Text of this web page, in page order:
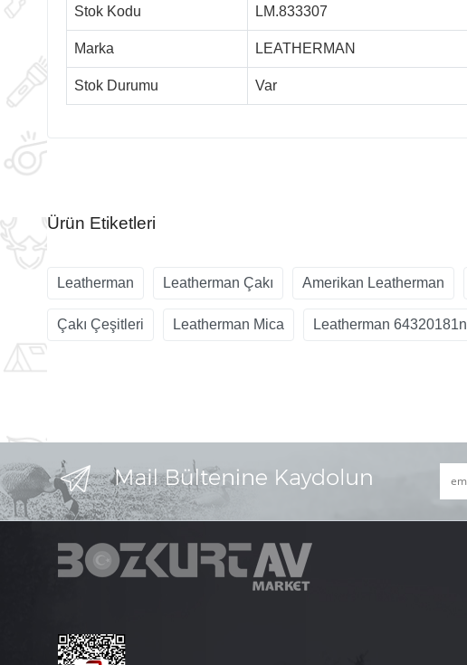
Stok Kodu LM.833307
Marka LEATHERMAN
Stok Durumu Var
Ürün Etiketleri
Leatherman Leatherman Çakı Amerikan Leatherman
Çakı Çeşitleri Leatherman Mica Leatherman 64320181n